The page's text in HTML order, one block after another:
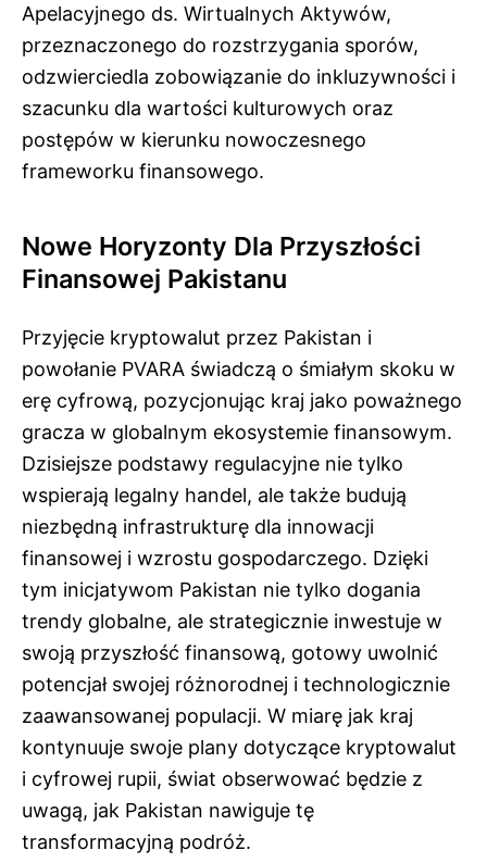
Apelacyjnego ds. Wirtualnych Aktywów,
przeznaczonego do rozstrzygania sporów,
odzwierciedla zobowiązanie do inkluzywności i
szacunku dla wartości kulturowych oraz
postępów w kierunku nowoczesnego
frameworku finansowego.
Nowe Horyzonty Dla Przyszłości
Finansowej Pakistanu
Przyjęcie kryptowalut przez Pakistan i
powołanie PVARA świadczą o śmiałym skoku w
erę cyfrową, pozycjonując kraj jako poważnego
gracza w globalnym ekosystemie finansowym.
Dzisiejsze podstawy regulacyjne nie tylko
wspierają legalny handel, ale także budują
niezbędną infrastrukturę dla innowacji
finansowej i wzrostu gospodarczego. Dzięki
tym inicjatywom Pakistan nie tylko dogania
trendy globalne, ale strategicznie inwestuje w
swoją przyszłość finansową, gotowy uwolnić
potencjał swojej różnorodnej i technologicznie
zaawansowanej populacji. W miarę jak kraj
kontynuuje swoje plany dotyczące kryptowalut
i cyfrowej rupii, świat obserwować będzie z
uwagą, jak Pakistan nawiguje tę
transformacyjną podróż.